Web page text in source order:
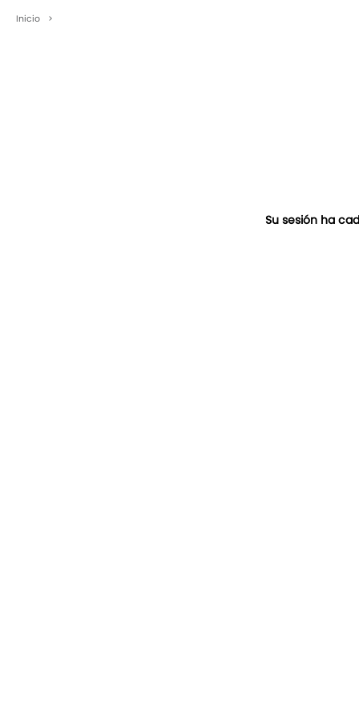
Inicio >
Su sesión ha